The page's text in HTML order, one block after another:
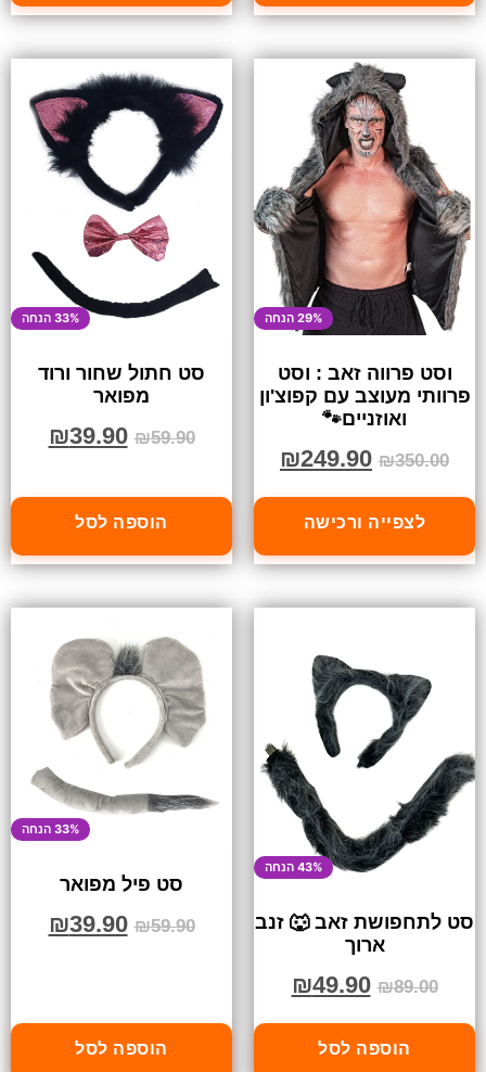
29% הנחה
וסט פרווה זאב : וסט
פרוותי מעוצב עם קפוצ'ון
ואוזניים🐾
₪350.00
₪249.90
לצפייה ורכישה
33% הנחה
סט חתול שחור ורוד
מפואר
₪59.90
₪39.90
הוספה לסל
43% הנחה
סט לתחפושת זאב 🐺 זנב
ארוך
₪89.00
₪49.90
הוספה לסל
33% הנחה
סט פיל מפואר
₪59.90
₪39.90
הוספה לסל